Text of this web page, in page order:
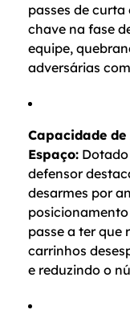
passes de
chave na fase
equipe,
adversárias
Capacidade
Espaço:
defensor
desarmes por
passe a ter que
carrinhos
e reduzindo o